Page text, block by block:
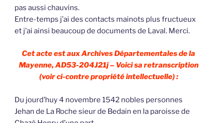
pas aussi chauvins.
Entre-temps j’ai des contacts mainots plus fructueux
et j’ai ainsi beaucoup de documents de Laval. Merci.
Cet acte est aux Archives Départementales de la
Mayenne, AD53-204J21j – Voici sa retranscription
(voir ci-contre propriété intellectuelle) :
Du jourd’huy 4 novembre 1542 nobles personnes
Jehan de La Roche sieur de Bedain en la paroisse de